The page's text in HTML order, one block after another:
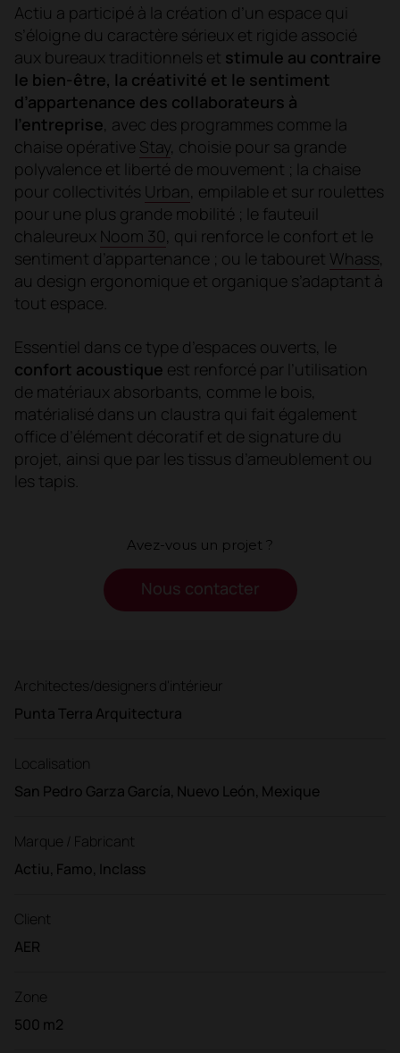
Actiu a participé à la création d’un espace qui
s’éloigne du caractère sérieux et rigide associé
aux bureaux traditionnels et stimule au contraire
le bien-être, la créativité et le sentiment
d’appartenance des collaborateurs à
l’entreprise, avec des programmes comme la
chaise opérative Stay, choisie pour sa grande
polyvalence et liberté de mouvement ; la chaise
pour collectivités Urban, empilable et sur roulettes
pour une plus grande mobilité ; le fauteuil
chaleureux Noom 30, qui renforce le confort et le
sentiment d’appartenance ; ou le tabouret Whass,
au design ergonomique et organique s’adaptant à
tout espace.
Essentiel dans ce type d’espaces ouverts, le
confort acoustique est renforcé par l’utilisation
de matériaux absorbants, comme le bois,
matérialisé dans un claustra qui fait également
office d’élément décoratif et de signature du
projet, ainsi que par les tissus d’ameublement ou
les tapis.
Avez-vous un projet ?
Nous contacter
Architectes/designers d'intérieur
Punta Terra Arquitectura
Localisation
San Pedro Garza García, Nuevo León, Mexique
Marque / Fabricant
Actiu, Famo, Inclass
Client
AER
Zone
500 m2